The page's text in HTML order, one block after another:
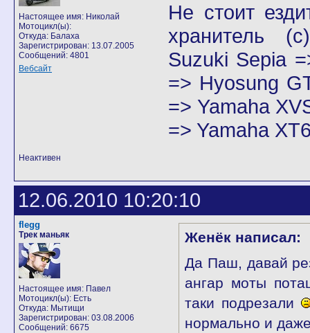
Настоящее имя: Николай
Мотоцикл(ы):
Откуда: Балаха
Зарегистрирован: 13.07.2005
Сообщений: 4801
Вебсайт
Не стоит
хранитель
(с)
Suzuki Sepia
=> Hyosung
=> Yamaha
=> Yamaha
Неактивен
12.06.2010 10:20:10
flegg
Трек маньяк
Настоящее имя: Павел
Мотоцикл(ы): Есть
Откуда: Мытищи
Зарегистрирован: 03.08.2006
Сообщений: 6675
Женёк написал:
Да Паш, давай
ангар моты
таки подрезали
нормально и